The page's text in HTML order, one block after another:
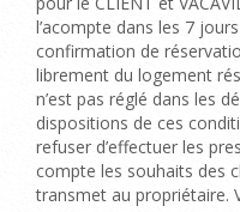
l’acompte dans les 7
confirmation de
librement du logement
n’est pas réglé dans les
dispositions de ces
refuser d’effectuer les
compte les souhaits des
transmet au propriétaire.